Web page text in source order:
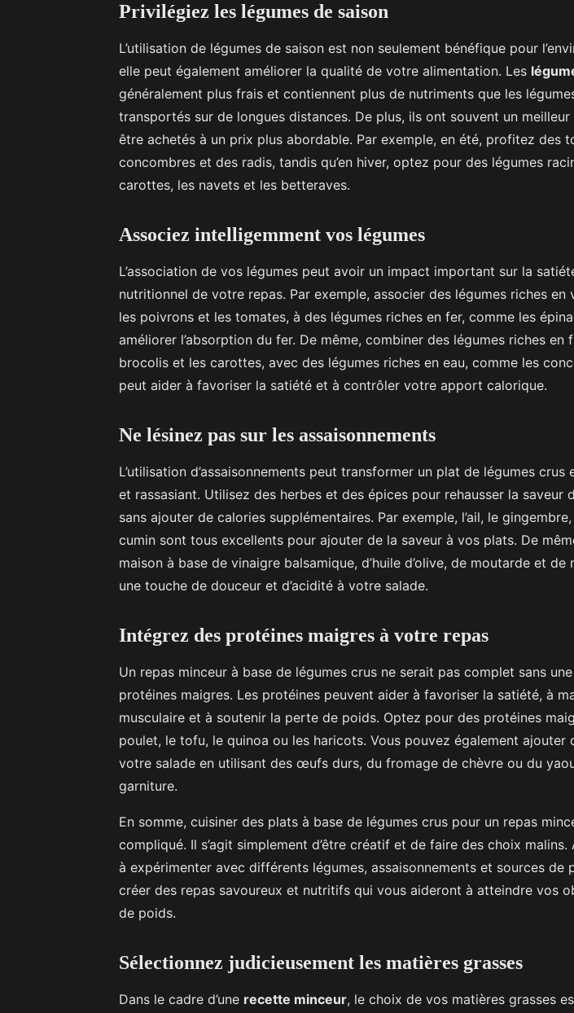
Privilégiez les légumes de saison
L’utilisation de légumes de saison est non seulement bénéfique pour
elle peut également améliorer la qualité de votre alimentation. Les
généralement plus frais et contiennent plus de nutriments que les
transportés sur de longues distances. De plus, ils ont souvent un
être achetés à un prix plus abordable. Par exemple, en été, profitez des
concombres et des radis, tandis qu’en hiver, optez pour des légumes
carottes, les navets et les betteraves.
Associez intelligemment vos légumes
L’association de vos légumes peut avoir un impact important sur la
nutritionnel de votre repas. Par exemple, associer des légumes riches en
les poivrons et les tomates, à des légumes riches en fer, comme les
améliorer l’absorption du fer. De même, combiner des légumes riches en
brocolis et les carottes, avec des légumes riches en eau, comme les
peut aider à favoriser la satiété et à contrôler votre apport calorique.
Ne lésinez pas sur les assaisonnements
L’utilisation d’assaisonnements peut transformer un plat de légumes crus
et rassasiant. Utilisez des herbes et des épices pour rehausser la saveur
sans ajouter de calories supplémentaires. Par exemple, l’ail, le
cumin sont tous excellents pour ajouter de la saveur à vos plats. De
maison à base de vinaigre balsamique, d’huile d’olive, de moutarde et
une touche de douceur et d’acidité à votre salade.
Intégrez des protéines maigres à votre repas
Un repas minceur à base de légumes crus ne serait pas complet sans
protéines maigres. Les protéines peuvent aider à favoriser la satiété, à
musculaire et à soutenir la perte de poids. Optez pour des protéines
poulet, le tofu, le quinoa ou les haricots. Vous pouvez également ajouter
votre salade en utilisant des œufs durs, du fromage de chèvre ou du
garniture.
En somme, cuisiner des plats à base de légumes crus pour un repas
compliqué. Il s’agit simplement d’être créatif et de faire des choix malins.
à expérimenter avec différents légumes, assaisonnements et sources de
créer des repas savoureux et nutritifs qui vous aideront à atteindre vos
de poids.
Sélectionnez judicieusement les matières grasses
Dans le cadre d’une recette minceur, le choix de vos matières grasses